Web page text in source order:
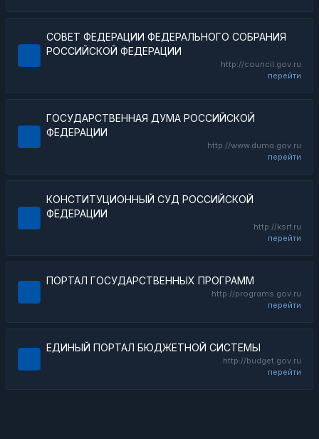
СОВЕТ ФЕДЕРАЦИИ ФЕДЕРАЛЬНОГО СОБРАНИЯ
РОССИЙСКОЙ ФЕДЕРАЦИИ
http://council.gov.ru
перейти
ГОСУДАРСТВЕННАЯ ДУМА РОССИЙСКОЙ
ФЕДЕРАЦИИ
http://www.duma.gov.ru
перейти
КОНСТИТУЦИОННЫЙ СУД РОССИЙСКОЙ
ФЕДЕРАЦИИ
http://ksrf.ru
перейти
ПОРТАЛ ГОСУДАРСТВЕННЫХ ПРОГРАММ
http://programs.gov.ru
перейти
ЕДИНЫЙ ПОРТАЛ БЮДЖЕТНОЙ СИСТЕМЫ
http://budget.gov.ru
перейти